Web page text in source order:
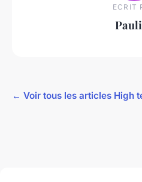
ECRIT
← Voir tous les articles High